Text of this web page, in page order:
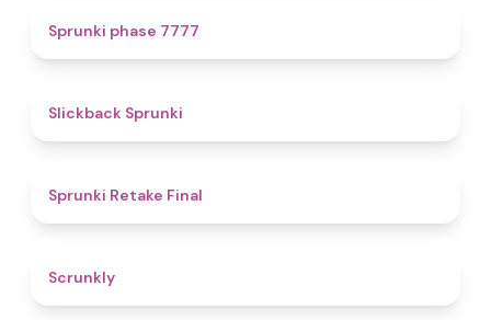
Sprunki phase 7777
Slickback Sprunki
Sprunki Retake Final
Scrunkly